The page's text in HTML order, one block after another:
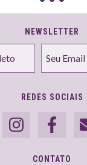
NEWSLETTER
REDES SOCIAIS
CONTATO